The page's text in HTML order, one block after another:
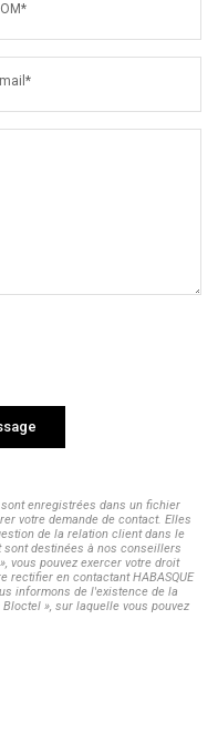
enregistrées dans un fichier
votre demande de contact. Elles
de la relation client dans le
destinées à nos conseillers
vous pouvez exercer votre droit
rectifier en contactant HABASQUE
informons de l'existence de la
», sur laquelle vous pouvez